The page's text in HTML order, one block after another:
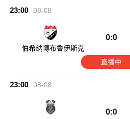
23:00 08-08
伯希纳博布鲁伊斯克
0:0
直播中
23:00 08-08
0:0